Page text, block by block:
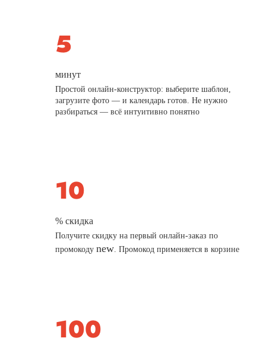
минут
Простой онлайн-конструктор: выберите шаблон,
загрузите фото — и календарь готов. Не нужно
разбираться — всё интуитивно понятно
% скидка
Получите скидку на первый онлайн-заказ по
промокодуnew. Промокод применяется в корзине